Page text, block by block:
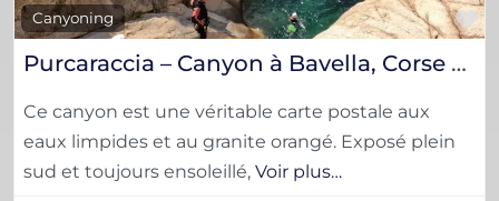
Canyoning
Purcaraccia – Canyon à Bavella, Corse du Sud
Ce canyon est une véritable carte postale aux
eaux limpides et au granite orangé. Exposé plein
sud et toujours ensoleillé, Voir plus…